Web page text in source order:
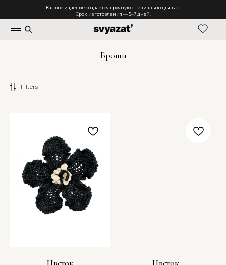
Каждое изделие создаётся вручную специально для вас.
Срок изготовления — 5–7 дней.
Броши
Filters